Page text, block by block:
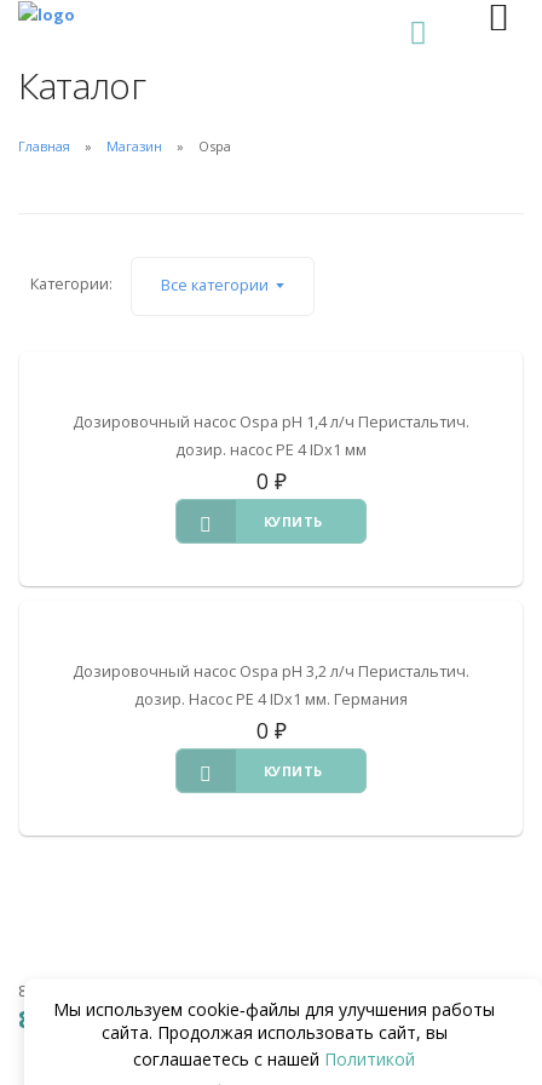
Каталог
Главная Магазин Ospa
Категории: Все категории
Дозировочный насос Ospa pH 1,4 л/ч Перистальтич.
дозир. насос PE 4 IDx1 мм
0 ₽
КУПИТЬ
Дозировочный насос Ospa pH 3,2 л/ч Перистальтич.
дозир. Насос PE 4 IDx1 мм. Германия
0 ₽
КУПИТЬ
8 (938) 441-20-90
8 (862) 291-20-90
Мы используем cookie‑файлы для улучшения работы
сайта. Продолжая использовать сайт, вы
соглашаетесь с нашей Политикой